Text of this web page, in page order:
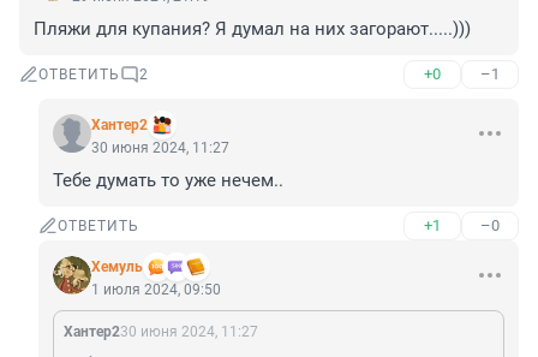
Пляжи для купания? Я думал на них загорают.....)))
ОТВЕТИТЬ 2 +0 –1
Хантер2
30 июня 2024, 11:27
Тебе думать то уже нечем..
ОТВЕТИТЬ +1 –0
Xемуль
1 июля 2024, 09:50
Хантер230 июня 2024, 11:27